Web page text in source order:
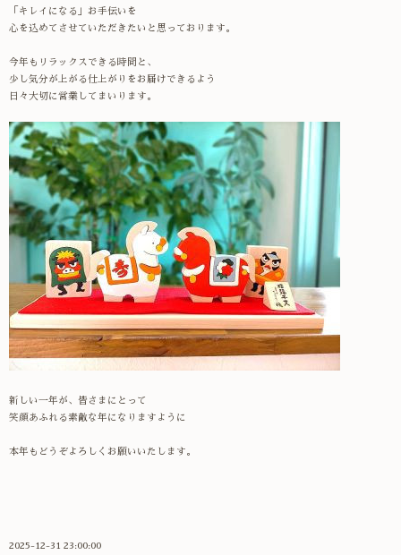
「キレイになる」お手伝いを
心を込めてさせていただきたいと思っております。
今年もリラックスできる時間と、
少し気分が上がる仕上がりをお届けできるよう
日々大切に営業してまいります。
新しい一年が、皆さまにとって
笑顔あふれる素敵な年になりますように
本年もどうぞよろしくお願いいたします。
2025-12-31 23:00:00